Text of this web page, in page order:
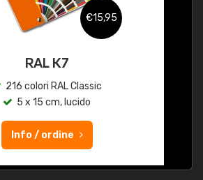
€15,95
RAL K7
216 colori RAL Classic
5 x 15 cm, lucido
Info / ordine